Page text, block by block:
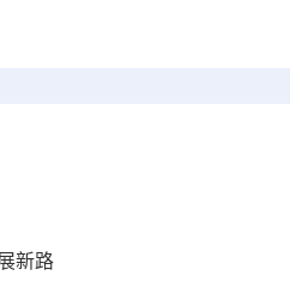
新路